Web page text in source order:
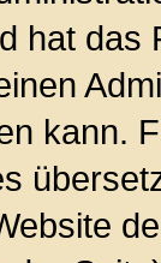
hat
kann.